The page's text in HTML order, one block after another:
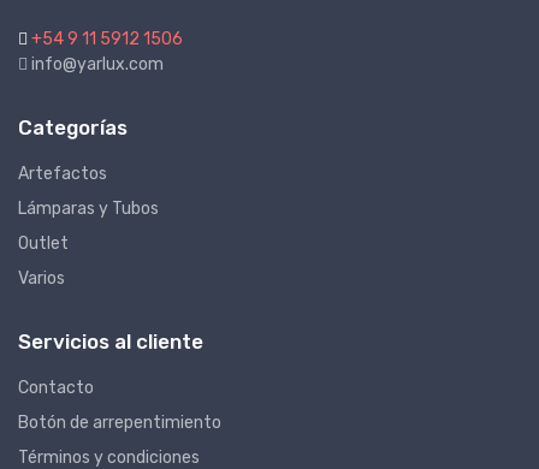
+54 9 11 5912 1506
info@yarlux.com
Categorías
Artefactos
Lámparas y Tubos
Outlet
Varios
Servicios al cliente
Contacto
Botón de arrepentimiento
Términos y condiciones